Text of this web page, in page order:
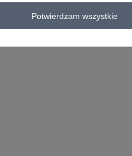
Potwierdzam wszystkie